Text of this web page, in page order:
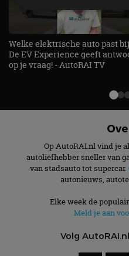
Welke elektrische auto past
De EV Experience geeft
op je vraag! - AutoRAI TV
Op AutoRAI.nl vind je
autoliefhebber sneller van
van stadsauto tot supercar.
autonieuws,
Elke week de
Meld je aan
Volg
Strikt noodzakelijk
Functioneel
gebruikersaanmelding
website kan niet goed
strikt noodzakelijke
cf_clearance